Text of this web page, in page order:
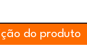
do produto